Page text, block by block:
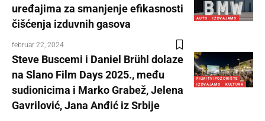
AUTO IZDVAJAMO
uređajima za smanjenje efikasnosti
čišćenja izduvnih gasova
februar 22, 2024
FILM/TV/POZORIŠTE
IZDVAJAMO
KULTURA
Steve Buscemi i Daniel Brühl dolaze
na Slano Film Days 2025., među
sudionicima i Marko Grabež, Jelena
Gavrilović, Jana Anđić iz Srbije